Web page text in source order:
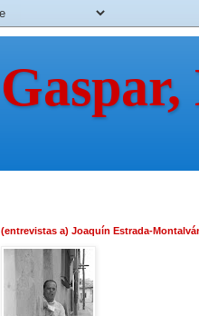
(entrevistas a) Joaquín Estrada-